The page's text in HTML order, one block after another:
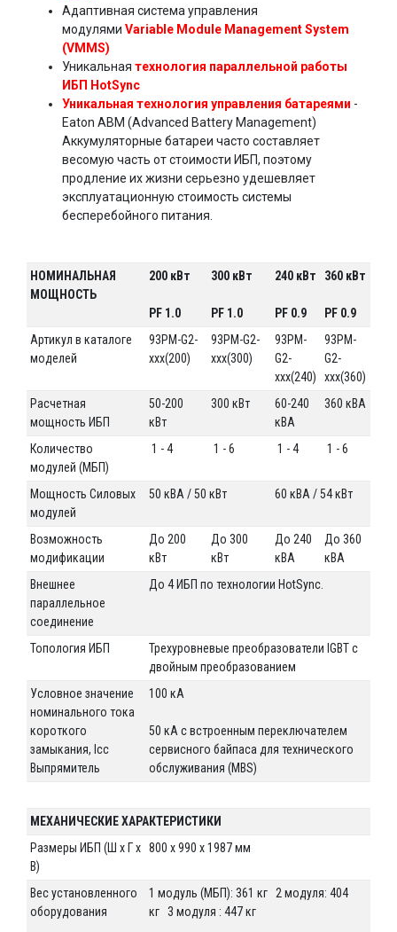
Адаптивная система управления
модулями Variable Module Management System
(VMMS)
Уникальная технология параллельной работы
ИБП HotSync
Уникальная технология управления батареями -
Eaton ABM (Advanced Battery Management)
Аккумуляторные батареи часто составляет
весомую часть от стоимости ИБП, поэтому
продление их жизни серьезно удешевляет
эксплуатационную стоимость системы
бесперебойного питания.
НОМИНАЛЬНАЯ
МОЩНОСТЬ
200 кВт
PF 1.0
300 кВт
PF 1.0
240 кВт
PF 0.9
360 кВт
PF 0.9
Артикул в каталоге
моделей
93PM-G2-
xxx(200)
93PM-G2-
xxx(300)
93PM-
G2-
xxx(240)
93PM-
G2-
xxx(360)
Расчетная
мощность ИБП
50-200
кВт
300 кВт
60-240
кВА
360 кВА
Количество
модулей (МБП)
1 - 4 1 - 6 1 - 4 1 - 6
Мощность Силовых
модулей
50 кВА / 50 кВт 60 кВА / 54 кВт
Возможность
модификации
До 200
кВт
До 300
кВт
До 240
кВА
До 360
кВА
Внешнее
параллельное
соединение
До 4 ИБП по технологии HotSync.
Топология ИБП
Трехуровневые преобразователи IGBT с
двойным преобразованием
Условное значение
номинального тока
короткого
замыкания, Icc
Выпрямитель
100 кА
50 кА с встроенным переключателем
сервисного байпаса для технического
обслуживания (MBS)
МЕХАНИЧЕСКИЕ ХАРАКТЕРИСТИКИ
Размеры ИБП (Ш x Г x
В)
800 x 990 x 1987 мм
Вес установленного
оборудования
1 модуль (МБП): 361 кг 2 модуля: 404
кг 3 модуля : 447 кг